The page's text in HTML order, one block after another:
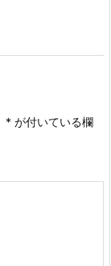
* が付いている欄